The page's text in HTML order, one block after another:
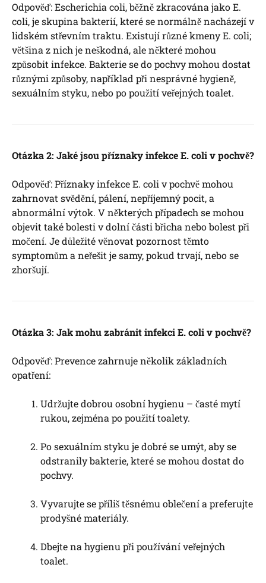
Odpověď: Escherichia coli, běžně zkracována jako E.
coli, je skupina bakterií, které se normálně nacházejí v
lidském střevním traktu. Existují různé kmeny E. coli;
většina z nich je neškodná, ale některé mohou
způsobit infekce. Bakterie se do pochvy mohou dostat
různými způsoby, například při nesprávné hygieně,
sexuálním styku, nebo po použití veřejných toalet.
Otázka 2: Jaké jsou příznaky infekce E. coli v pochvě?
Odpověď: Příznaky infekce E. coli v pochvě mohou
zahrnovat svědění, pálení, nepříjemný pocit, a
abnormální výtok. V některých případech se mohou
objevit také bolesti v dolní části břicha nebo bolest při
močení. Je důležité věnovat pozornost těmto
symptomům a neřešit je samy, pokud trvají, nebo se
zhoršují.
Otázka 3: Jak mohu zabránit infekci E. coli v pochvě?
Odpověď: Prevence zahrnuje několik základních
opatření:
Udržujte dobrou osobní hygienu – časté mytí
rukou, zejména po použití toalety.
Po sexuálním styku je dobré se umýt, aby se
odstranily bakterie, které se mohou dostat do
pochvy.
Vyvarujte se příliš těsnému oblečení a preferujte
prodyšné materiály.
Dbejte na hygienu při používání veřejných
toalet.